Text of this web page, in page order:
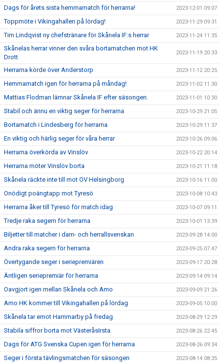
Dags för årets sista hemmamatch för herrarna! 2023-12-01 09:07
Toppmöte i Vikingahallen på lördag! 2023-11-29 09:31
Tim Lindqvist ny chefstränare för Skånela IF:s herrar 2023-11-24 11:35
Skånelas herrar vinner den svåra bortamatchen mot HK
Drott
2023-11-19 20:33
Herrarna körde över Anderstorp 2023-11-12 20:25
Hemmamatch igen för herrarna på måndag! 2023-11-02 11:30
Mattias Flodman lämnar Skånela IF efter säsongen. 2023-11-01 10:30
Stabil och ännu en viktig seger för herrarna 2023-10-29 21:05
Bortamatch i Lindesberg för herrarna 2023-10-29 11:37
En viktig och härlig seger för våra herrar 2023-10-26 09:06
Herrarna överkörda av Vinslöv 2023-10-22 20:14
Herrarna möter Vinslöv borta 2023-10-21 11:18
Skånela räckte inte till mot OV Helsingborg 2023-10-16 11:00
Onödigt poängtapp mot Tyresö 2023-10-08 10:43
Herrarna åker till Tyresö för match idag 2023-10-07 09:11
Tredje raka segern för herrarna 2023-10-01 13:39
Biljetter till matcher i dam- och herrallsvenskan 2023-09-28 14:00
Andra raka segern för herrarna 2023-09-25 07:47
Övertygande seger i seriepremiären 2023-09-17 20:28
Äntligen seriepremiär för herrarna 2023-09-14 09:14
Oavgjort igen mellan Skånela och Amo 2023-09-09 21:26
Amo HK kommer till Vikingahallen på lördag 2023-09-05 10:00
Skånela tar emot Hammarby på fredag 2023-08-29 12:29
Stabila siffror borta mot VästeråsIrsta 2023-08-26 22:45
Dags för ATG Svenska Cupen igen för herrarna 2023-08-26 09:34
Seger i första tävlingsmatchen för säsongen 2023-08-14 08:35